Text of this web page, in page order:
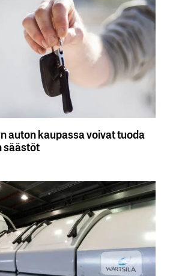
auton kaupassa voivat tuoda
säästöt